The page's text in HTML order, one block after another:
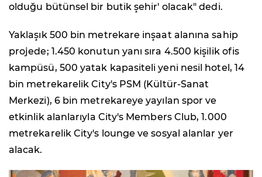
olduğu bütünsel bir butik şehir' olacak" dedi.
Yaklaşık 500 bin metrekare inşaat alanına sahip
projede; 1.450 konutun yanı sıra 4.500 kişilik ofis
kampüsü, 500 yatak kapasiteli yeni nesil hotel, 14
bin metrekarelik City's PSM (Kültür-Sanat
Merkezi), 6 bin metrekareye yayılan spor ve
etkinlik alanlarıyla City's Members Club, 1.000
metrekarelik City's lounge ve sosyal alanlar yer
alacak.